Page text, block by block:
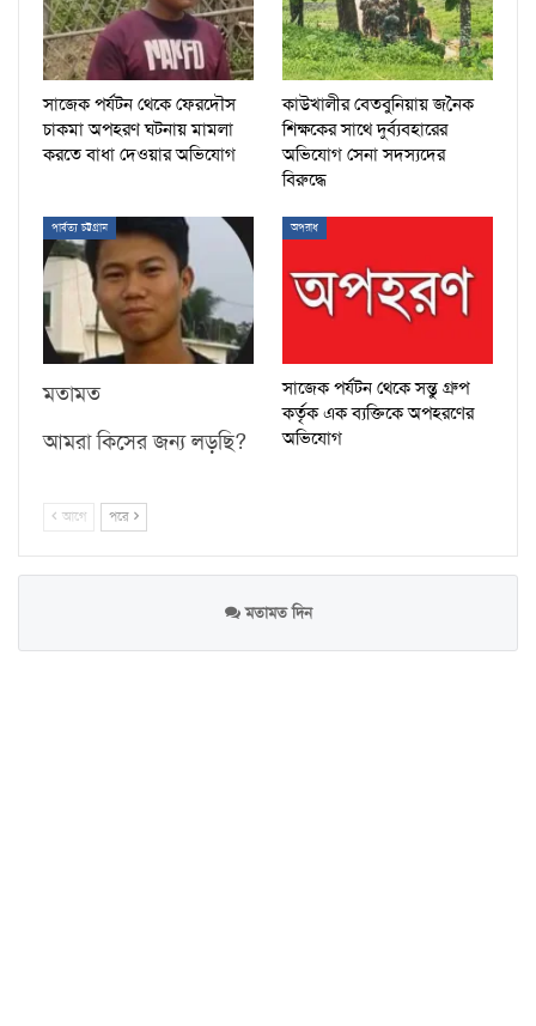
সাজেক পর্যটন থেকে ফেরদৌস
চাকমা অপহরণ ঘটনায় মামলা
করতে বাধা দেওয়ার অভিযোগ
কাউখালীর বেতবুনিয়ায় জনৈক
শিক্ষকের সাথে দুর্ব্যবহারের
অভিযোগ সেনা সদস্যদের
বিরুদ্ধে
পার্বত্য চট্টগ্রাম
মতামত
আমরা কিসের জন্য লড়ছি?
অপরাধ
সাজেক পর্যটন থেকে সন্তু গ্রুপ
কর্তৃক এক ব্যক্তিকে অপহরণের
অভিযোগ
আগে পরে
মতামত দিন